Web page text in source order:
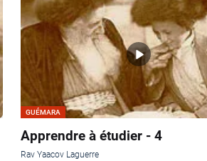
GUÉMARA
Apprendre à étudier - 4
Rav Yaacov Laguerre